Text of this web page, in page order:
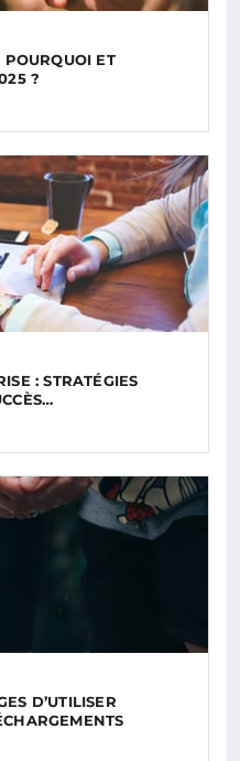
ET
?
: STRATÉGIES
D’UTILISER